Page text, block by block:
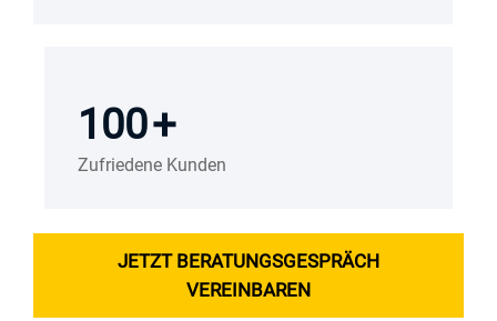
100+
Zufriedene Kunden
JETZT BERATUNGSGESPRÄCH
VEREINBAREN